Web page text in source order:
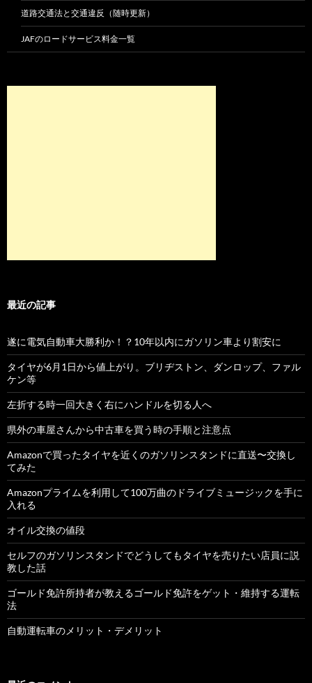
道路交通法と交通違反（随時更新）
JAFのロードサービス料金一覧
最近の記事
遂に電気自動車大勝利か！？10年以内にガソリン車より割安に
タイヤが6月1日から値上がり。ブリヂストン、ダンロップ、ファル
ケン等
左折する時一回大きく右にハンドルを切る人へ
県外の車屋さんから中古車を買う時の手順と注意点
Amazonで買ったタイヤを近くのガソリンスタンドに直送〜交換し
てみた
Amazonプライムを利用して100万曲のドライブミュージックを手に
入れる
オイル交換の値段
セルフのガソリンスタンドでどうしてもタイヤを売りたい店員に説
教した話
ゴールド免許所持者が教えるゴールド免許をゲット・維持する運転
法
自動運転車のメリット・デメリット